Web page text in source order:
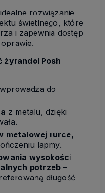
rozwiązanie
świetlnego, które
i zapewnia dostęp
żyrandol Posh
do
z metalu, dzięki
metalowej rurce,
lapmy.
wysokości
potrzeb –
długość